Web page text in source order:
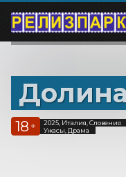
18 +
2025, Италия, Словения
Ужасы, Драма